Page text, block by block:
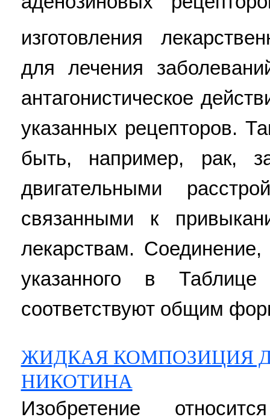
изготовления
для лечения
антагонистическое
указанных рецепторов.
быть, например, рак,
двигательными
связанными к
лекарствам.
указанного в
соответствуют общим
ЖИДКАЯ КОМПОЗИЦИЯ
НИКОТИНА
Изобретение